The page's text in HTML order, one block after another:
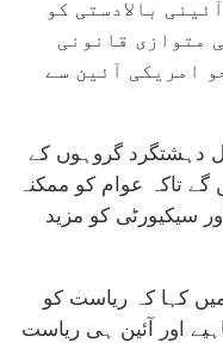
بالادستی کو
متوازی قانونی
امریکی آئین سے
دہشتگرد گروہوں کے
تاکہ عوام کو ممکنہ
سیکیورٹی کو مزید
کہا کہ ریاست کو
اور آئین ہی ریاست